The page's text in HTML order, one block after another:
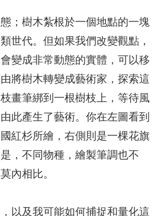
；樹木紮根於一個地點的一塊
世代。但如果我們改變觀點，
變成非常動態的實體，可以移
將樹木轉變成藝術家，探索這
畫筆綁到一根樹枝上，等待風
此產生了藝術。你在左圖看到
紅杉所繪，右側則是一棵花旗
，不同物種，繪製筆調也不
內相比。
以及我可能如何捕捉和量化這